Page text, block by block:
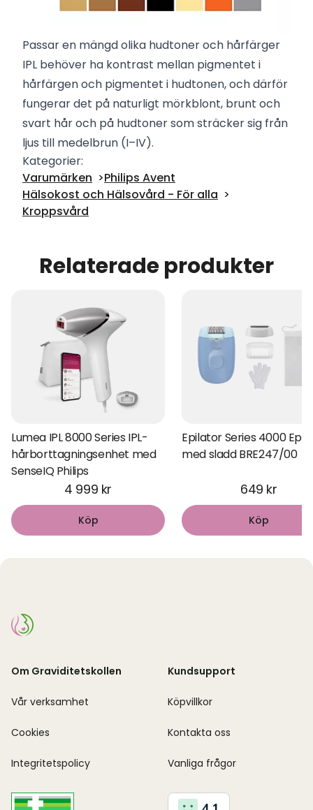
Passar en mängd olika hudtoner och hårfärger
IPL behöver ha kontrast mellan pigmentet i
hårfärgen och pigmentet i hudtonen, och därför
fungerar det på naturligt mörkblont, brunt och
svart hår och på hudtoner som sträcker sig från
ljus till medelbrun (I–IV).
Kategorier:
Varumärken
Philips Avent
Hälsokost och Hälsovård - För alla
Kroppsvård
Relaterade produkter
Lumea IPL 8000 Series IPL-
hårborttagningsenhet med
SenseIQ Philips
4 999 kr
Köp
Epilator Series 4000
med sladd BRE247/00
649 kr
Köp
Om Graviditetskollen
Vår verksamhet
Cookies
Integritetspolicy
Kundsupport
Köpvillkor
Kontakta oss
Vanliga frågor